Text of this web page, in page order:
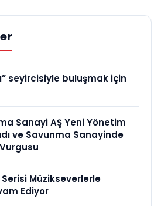
seyircisiyle buluşmak için
Sanayi AŞ Yeni Yönetim
ve Savunma Sanayinde
Müzikseverlerle
Ediyor